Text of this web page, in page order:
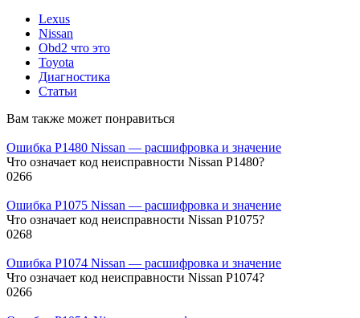
Lexus
Nissan
Obd2 что это
Toyota
Диагностика
Статьи
Вам также может понравиться
Ошибка P1480 Nissan — расшифровка и значение
Что означает код неисправности Nissan P1480?
0266
Ошибка P1075 Nissan — расшифровка и значение
Что означает код неисправности Nissan P1075?
0268
Ошибка P1074 Nissan — расшифровка и значение
Что означает код неисправности Nissan P1074?
0266